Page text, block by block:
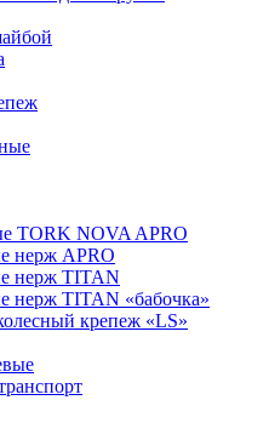
TORK NOVA APRO
нерж APRO
нерж TITAN
нерж TITAN «бабочка»
крепеж «LS»